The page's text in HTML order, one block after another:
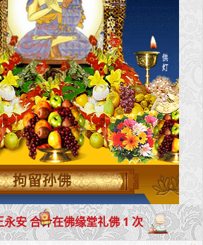
拘留孙佛
安 合计在佛缘堂礼佛 1 次